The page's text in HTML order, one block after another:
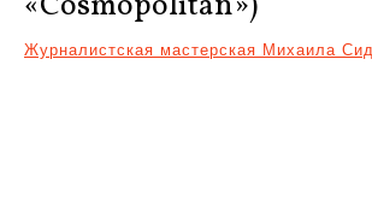
Журналистская мастерская Михаила